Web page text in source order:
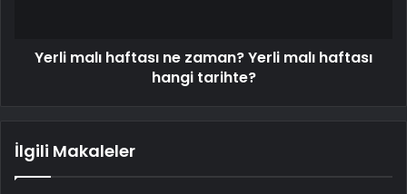
Yerli malı haftası ne zaman? Yerli malı haftası
hangi tarihte?
İlgili Makaleler